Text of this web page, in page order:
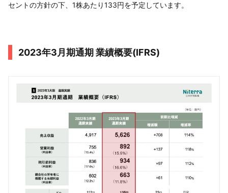
セントの方針の下、1株あたり133円を予定しています。
2023年3月期通期 業績概要(IFRS)